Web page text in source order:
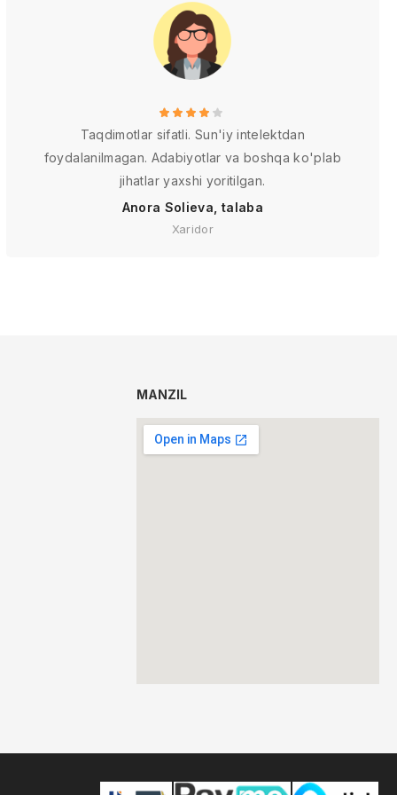
Taqdimotlar sifatli. Sun'iy intelektdan
foydalanilmagan. Adabiyotlar va boshqa ko'plab
jihatlar yaxshi yoritilgan.
Anora Solieva, talaba
Xaridor
MANZIL